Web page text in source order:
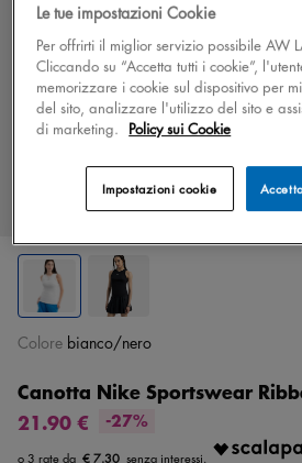
Canotta Nike Sportswear
21.90 €
-27%
€ 7.30
Colore bianco/nero
Le tue impostazioni Cookie
Per offrirti il miglior servizio possibile AW
Cliccando su “Accetta tutti i cookie”,
memorizzare i cookie sul dispositivo per
del sito, analizzare l'utilizzo del sito e
di marketing. Policy sui Cookie
Impostazioni cookie